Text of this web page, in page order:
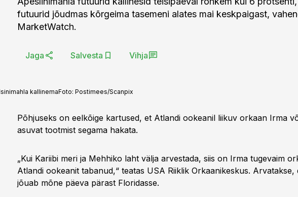
futuurid jõudmas kõrgeima tasemeni alates mai keskpaigast,
MarketWatch.
Jaga Salvesta Vihja
kallinemaFoto: Postimees/Scanpix
Põhjuseks on eelkõige kartused, et Atlandi ookeanil liikuv orkaan Irma
asuvat tootmist segama hakata.
„Kui Kariibi meri ja Mehhiko laht välja arvestada, siis on Irma tugevaim
Atlandi ookeanit tabanud,“ teatas USA Riiklik Orkaanikeskus.
jõuab mõne päeva pärast Floridasse.